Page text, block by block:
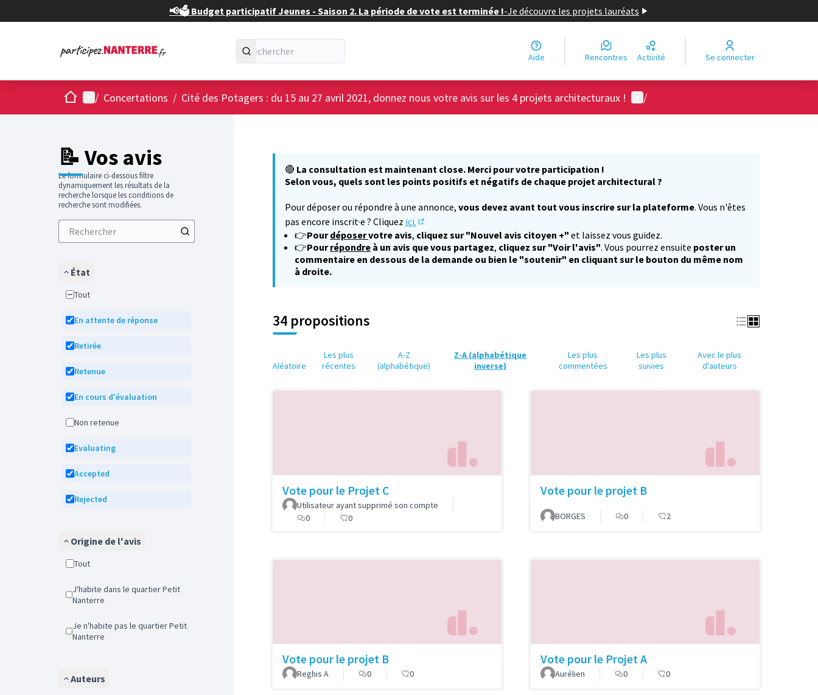
📢🗳️ Budget participatif Jeunes - Saison 2. La période de vote est terminée !-Je découvre les projets lauréats
Aide Rencontres Activité Se connecter
AccueilMenu principal
/ Concertations / Cité des Potagers : du 15 au 27 avril 2021, donnez nous votre avis sur les 4 projets architecturaux ! Menu utilisateur
/
📝 Vos avis
Le formulaire ci-dessous filtre
dynamiquement les résultats de la
recherche lorsque les conditions de
recherche sont modifiées.
État
Tout
En attente de réponse
Retirée
Retenue
En cours d'évaluation
Non retenue
Evaluating
Accepted
Rejected
Origine de l'avis
Tout
J'habite dans le quartier Petit
Nanterre
Je n'habite pas le quartier Petit
Nanterre
Auteurs
🔴 La consultation est maintenant close. Merci pour votre participation !
Selon vous, quels sont les points positifs et négatifs de chaque projet architectural ?
Pour déposer ou répondre à une annonce, vous devez avant tout vous inscrire sur la plateforme. Vous n'êtes
pas encore inscrit·e ? Cliquez ici.
(S'ouvre dans un nouvel onglet)
👉Pourdéposervotre avis, cliquez sur "Nouvel avis citoyen +" et laissez vous guidez.
👉Pourrépondre à un avis que vous partagez, cliquez sur "Voir l'avis". Vous pourrez ensuite poster un
commentaire en dessous de la demande ou bien le "soutenir" en cliquant sur le bouton du même nom
à droite.
34 propositions
Aléatoire
Les plus
récentes
A-Z
(alphabétique)
Z-A (alphabétique
inverse)
Les plus
commentées
Les plus
suivies
Avec le plus
d'auteurs
Vote pour le Projet C
Utilisateur ayant supprimé son compte
0
0
Vote pour le projet B
BORGES 0 2
Vote pour le projet B
Reghis A 0 0
Vote pour le Projet A
Aurélien 0 0